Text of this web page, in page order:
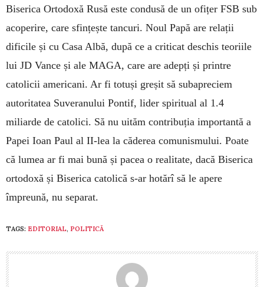
Biserica Ortodoxă Rusă este condusă de un ofițer FSB sub
acoperire, care sfințește tancuri. Noul Papă are relații
dificile și cu Casa Albă, după ce a criticat deschis teoriile
lui JD Vance și ale MAGA, care are adepți și printre
catolicii americani. Ar fi totuși greșit să subapreciem
autoritatea Suveranului Pontif, lider spiritual al 1.4
miliarde de catolici. Să nu uităm contribuția importantă a
Papei Ioan Paul al II-lea la căderea comunismului. Poate
că lumea ar fi mai bună și pacea o realitate, dacă Biserica
ortodoxă și Biserica catolică s-ar hotărî să le apere
împreună, nu separat.
TAGS: EDITORIAL, POLITICĂ